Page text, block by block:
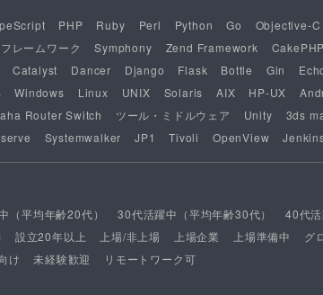
PHP Ruby Perl Python Go Objective-C
フレームワーク Symphony Zend Framework CakePHP
Catalyst Dancer Django Flask Bottle Gin
Windows Linux UNIX Solaris AIX HP-UX
Router Switch ツール・ミドルウェア Unity 3ds
Systemwalker JP1 Tivoli OpenView
（平均年齢20代） 30代活躍中（平均年齢30代） 40代
設立20年以上 上場/非上場 上場企業 上場準備中 グ
け 未経験歓迎 リモートワーク可